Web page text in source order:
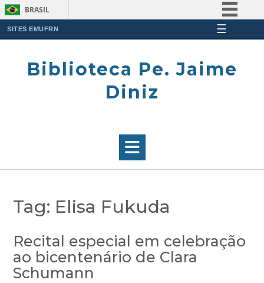
BRASIL
Participe
SITES EMUFRN ☰
Biblioteca Pe. Jaime
Diniz
Tag: Elisa Fukuda
Recital especial em celebração
ao bicentenário de Clara
Schumann